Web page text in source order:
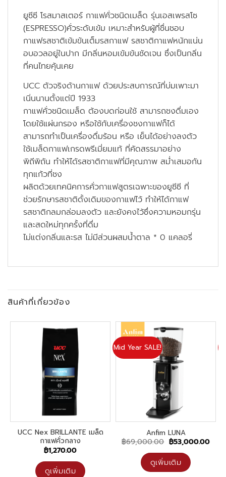
ยูซีซี โรสมาสเตอร์ กาแฟคั่วชนิดเมล็ด รุ่นเอสเพรสโซ
(ESPRESSO)คั่วระดับเข้ม เหมาะสำหรับผู้ที่ชื่นชอบ
กาแฟรสชาติเข้มข้นเต็มรสกาแฟ รสชาติกาแฟหนักแน่น
อบอวลอยู่ในปาก มีกลิ่นหอมเข้มข้นชัดเจน ซึ่งเป็นกลิ่น
ที่คนไทยคุ้นเคย
UCC ตัวจริงด้านกาแฟ ด้วยประสบการณ์ที่บ่มเพาะมา
เนิ่นนานตั้งแต่ปี 1933
กาแฟคั่วชนิดเมล็ด ต้องบดก่อนใช้ สามารถชงดื่มเอง
โดยใช้แผ่นกรอง หรือใช้กับเครื่องชงกาแฟก็ได้
สามารถทำเป็นเครื่องดื่มร้อน หรือ เย็นได้อย่างลงตัว
ใช้เมล็ดกาแฟเกรดพรีเมี่ยมแท้ ที่คัดสรรมาอย่าง
พิถีพิถัน ทำให้ได้รสชาติกาแฟที่มีคุณภาพ สม่ำเสมอกัน
ทุกแก้วที่ชง
ผลิตด้วยเทคนิคการคั่วกาแฟสูตรเฉพาะของยูซีซี ที่
ช่วยรักษารสชาติดั้งเดิมของกาแฟไว้ ทำให้ได้กาแฟ
รสชาติกลมกล่อมลงตัว และยังคงไว้ซึ่งความหอมกรุ่น
และสดใหม่ทุกครั้งที่ดื่ม
ไม่แต่งกลิ่นและรส ไม่มีส่วนผสมน้ำตาล * 0 แคลอรี่
สินค้าที่เกี่ยวข้อง
UCC Nex BRILLANTE เมล็ด
กาแฟคั่วกลาง
฿1,270.00
ดูเพิ่มเติม
Mid Year SALE!
Anfim LUNA
฿69,000.00 Original
price
was:
฿69,000.00.
฿53,000.00
ดูเพิ่มเติม